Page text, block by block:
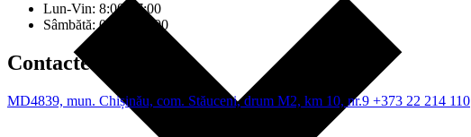
Lun-Vin: 8:00-17:00
Sâmbătă: 08:00-12:00
Contacte
MD4839, mun. Chișinău, com. Stăuceni, drum M2, km 10, nr.9 +373 22 214 110